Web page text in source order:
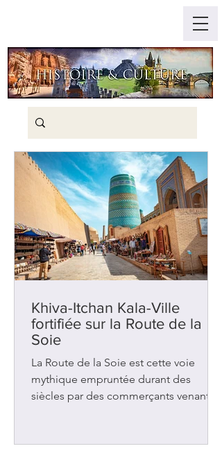
Khiva-Itchan Kala-Ville
fortifiée sur la Route de la
Soie
La Route de la Soie est cette voie
mythique empruntée durant des
siècles par des commerçants venant
principal traversait l’Ouzbékistan où se